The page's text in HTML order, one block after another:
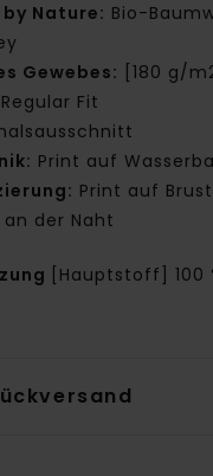
Nature: Bio-
Gewebes: [180 g/
Regular Fit
Print auf
Print auf
der Naht
[Hauptstoff] 100